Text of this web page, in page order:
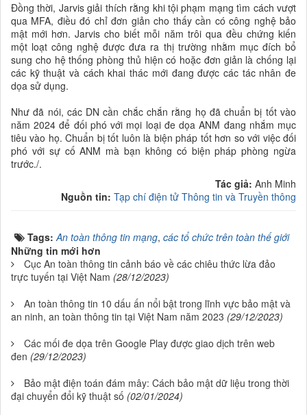
Đồng thời, Jarvis giải thích rằng khi tội phạm mạng tìm cách vượt
qua MFA, điều đó chỉ đơn giản cho thấy cần có công nghệ bảo
mật mới hơn. Jarvis cho biết mỗi năm trôi qua đều chứng kiến
một loạt công nghệ được đưa ra thị trường nhằm mục đích bổ
sung cho hệ thống phòng thủ hiện có hoặc đơn giản là chống lại
các kỹ thuật và cách khai thác mới đang được các tác nhân đe
dọa sử dụng.
Như đã nói, các DN cần chắc chắn rằng họ đã chuẩn bị tốt vào
năm 2024 để đối phó với mọi loại đe dọa ANM đang nhắm mục
tiêu vào họ. Chuẩn bị tốt luôn là biện pháp tốt hơn so với việc đối
phó với sự cố ANM mà bạn không có biện pháp phòng ngừa
trước./.
Tác giả: Anh Minh
Nguồn tin: Tạp chí điện tử Thông tin và Truyền thông
Tags:An toàn thông tin mạng, các tổ chức trên toàn thế giới
Những tin mới hơn
Cục An toàn thông tin cảnh báo về các chiêu thức lừa đảo
trực tuyến tại Việt Nam (28/12/2023)
An toàn thông tin 10 dấu ấn nổi bật trong lĩnh vực bảo mật và
an ninh, an toàn thông tin tại Việt Nam năm 2023 (29/12/2023)
Các mối đe dọa trên Google Play được giao dịch trên web
đen (29/12/2023)
Bảo mật điện toán đám mây: Cách bảo mật dữ liệu trong thời
đại chuyển đổi kỹ thuật số (02/01/2024)